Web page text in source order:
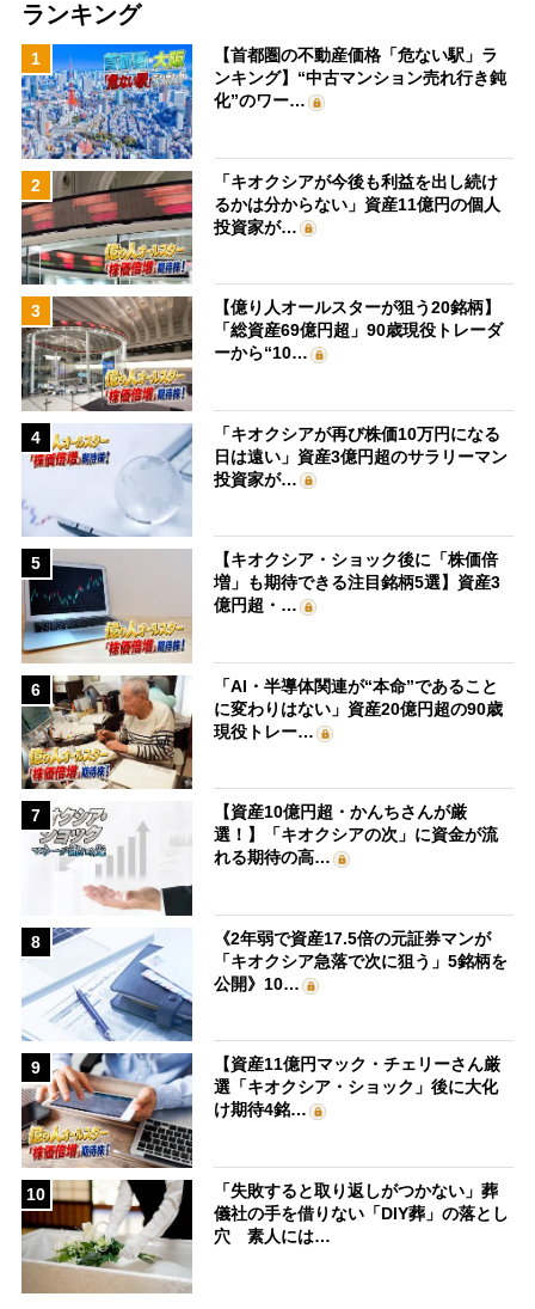
ランキング
1
【首都圏の不動産価格「危ない駅」ラ
ンキング】“中古マンション売れ行き鈍
化”のワー…
2
「キオクシアが今後も利益を出し続け
るかは分からない」資産11億円の個人
投資家が…
3
【億り人オールスターが狙う20銘柄】
「総資産69億円超」90歳現役トレーダ
ーから“10…
4
「キオクシアが再び株価10万円になる
日は遠い」資産3億円超のサラリーマン
投資家が…
5
【キオクシア・ショック後に「株価倍
増」も期待できる注目銘柄5選】資産3
億円超・…
6
「AI・半導体関連が“本命”であること
に変わりはない」資産20億円超の90歳
現役トレー…
7
【資産10億円超・かんちさんが厳
選！】「キオクシアの次」に資金が流
れる期待の高…
8
《2年弱で資産17.5倍の元証券マンが
「キオクシア急落で次に狙う」5銘柄を
公開》10…
9
【資産11億円マック・チェリーさん厳
選「キオクシア・ショック」後に大化
け期待4銘…
10
「失敗すると取り返しがつかない」葬
儀社の手を借りない「DIY葬」の落とし
穴 素人には…